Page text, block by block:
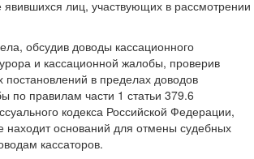
явившихся лиц, участвующих в рассмотрении
обсудив доводы кассационного
и кассационной жалобы, проверив
постановлений в пределах доводов
по правилам части 1 статьи 379.6
кодекса Российской Федерации,
находит оснований для отмены судебных
кассаторов.